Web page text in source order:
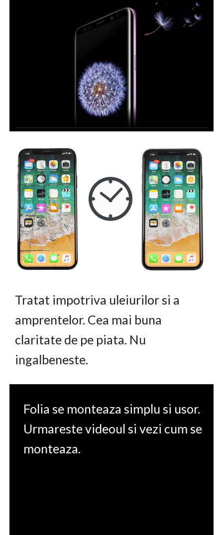
Tratat impotriva uleiurilor si a
amprentelor. Cea mai buna
claritate de pe piata. Nu
ingalbeneste.
Folia se monteaza simplu si usor.
Urmareste videoul si vezi cum se
monteaza.